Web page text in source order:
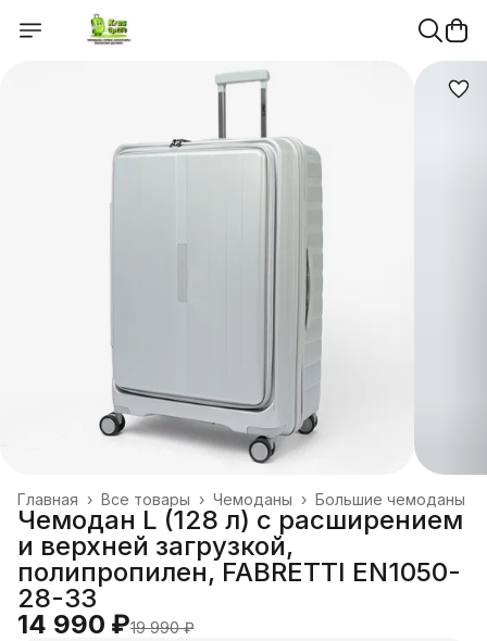
Большие чемоданы
Чемоданы ›
Все товары ›
Главная ›
Чемодан L (128 л) с расширением
и верхней загрузкой,
полипропилен, FABRETTI EN1050-
28-33
14 990 ₽19 990 ₽